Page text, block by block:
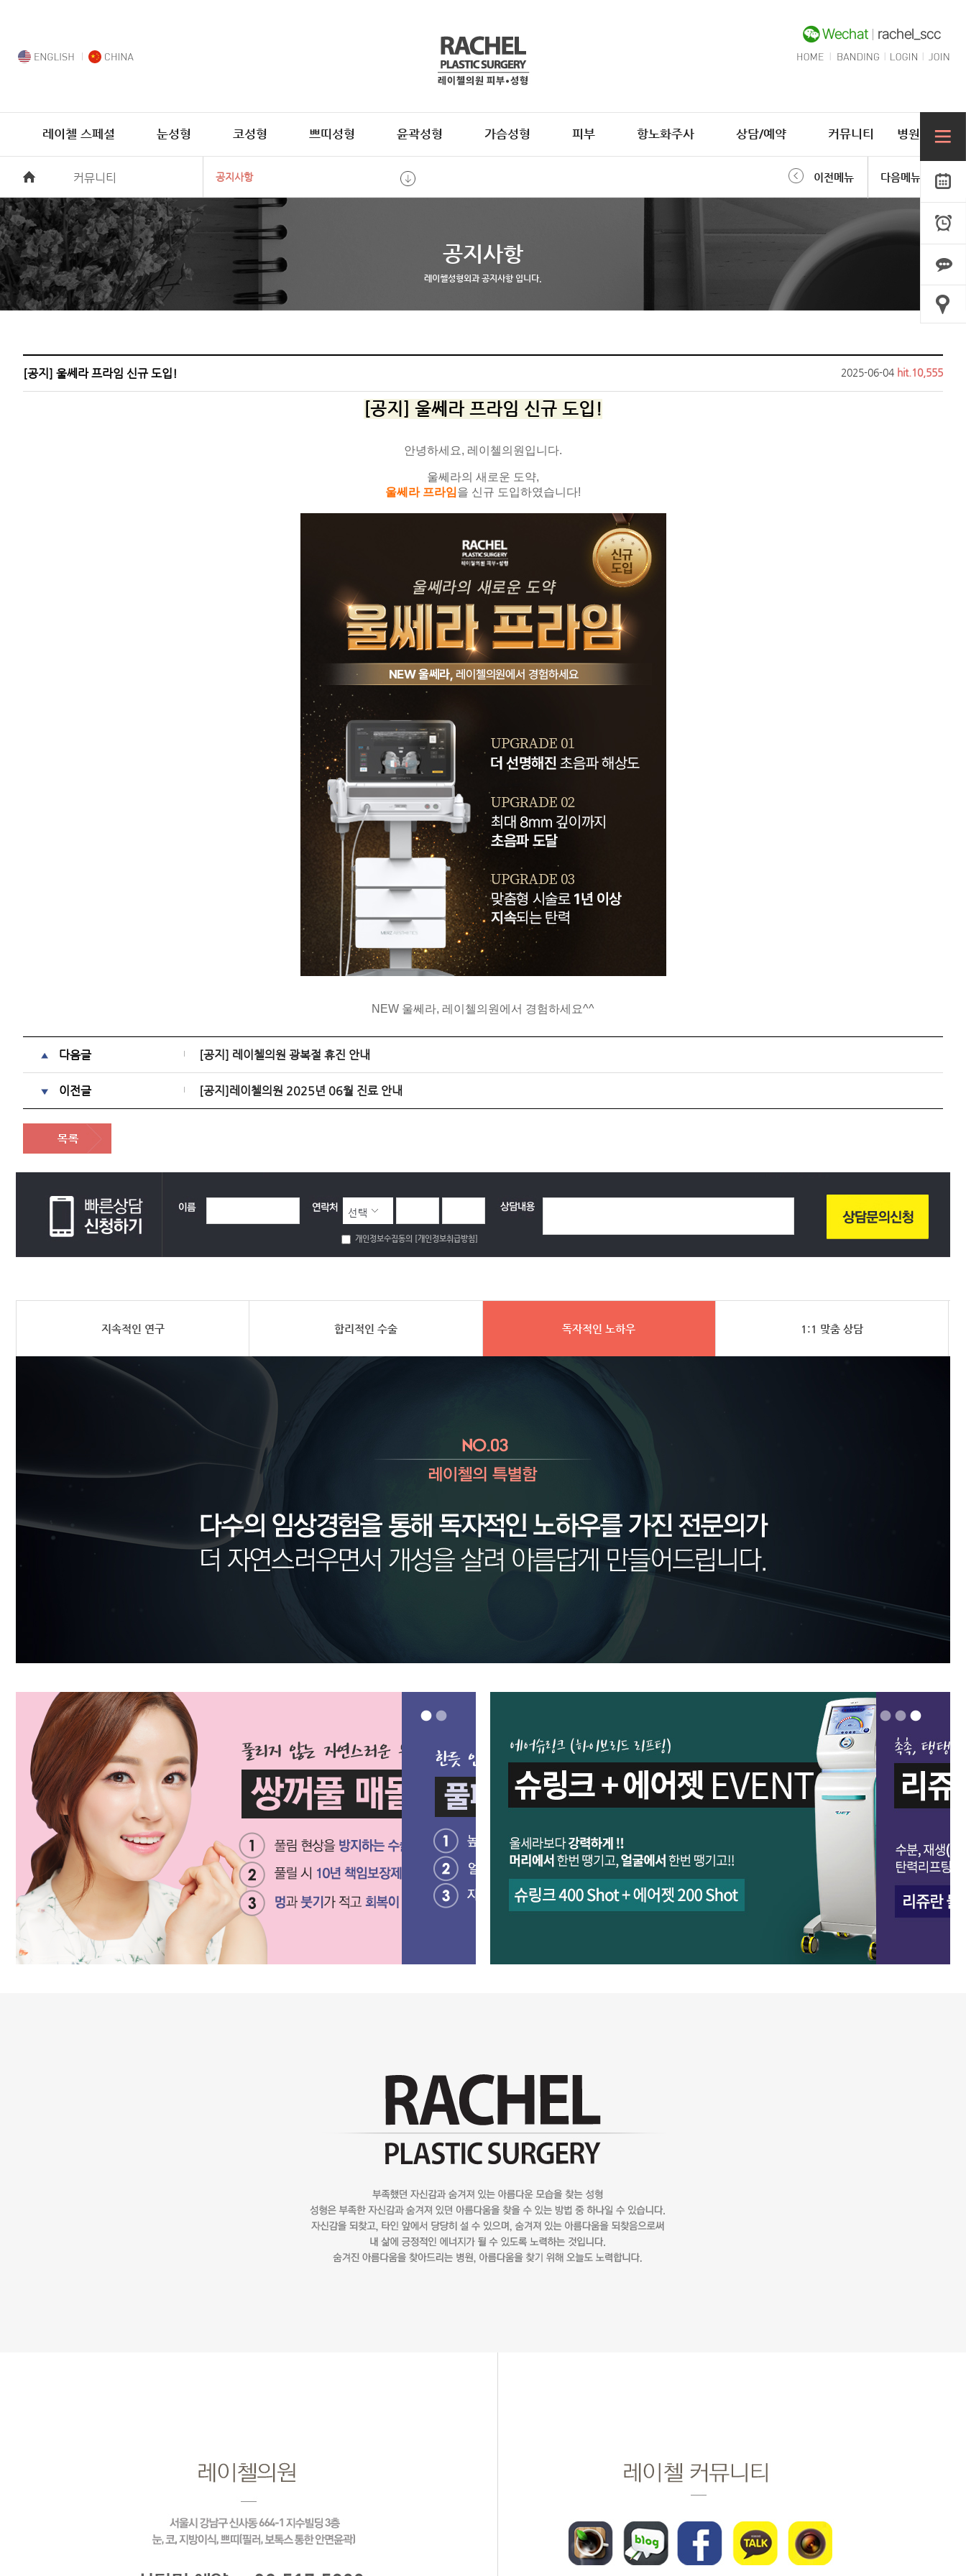
레이첼 스페셜 눈성형 코성형 쁘띠성형 윤곽성형 가슴성형 피부 항노화주사 상담/예약 커뮤니티 병원소개
커뮤니티 공지사항
수술후기
전후사진
리얼셀카
공지사항
이전메뉴 다음메뉴
공지사항
레이첼성형외과 공지사항 입니다.
[공지] 울쎄라 프라임 신규 도입! 2025-06-04 hit.10,555
[공지] 울쎄라 프라임 신규 도입!
안녕하세요, 레이첼의원입니다.
울쎄라의 새로운 도약,
울쎄라 프라임을 신규 도입하였습니다!
NEW 울쎄라, 레이첼의원에서 경험하세요^^
다음글 ​[공지] 레이첼의원 광복절 휴진 안내
이전글 [공지]레이첼의원 2025년 06월 진료 안내
선택
개인정보수집동의 [개인정보취급방침]
지속적인 연구 합리적인 수술 독자적인 노하우 1:1 맞춤 상담